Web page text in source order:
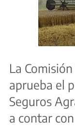
La
aprueba el
Seguros
a contar